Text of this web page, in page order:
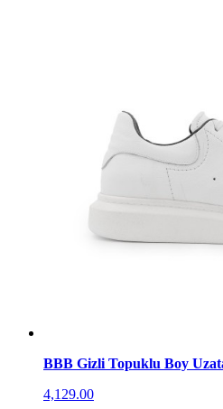
BBB Gizli Topuklu Boy
4,129.00